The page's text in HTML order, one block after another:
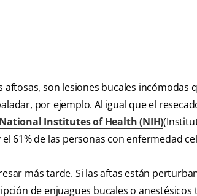
son lesiones bucales incómodas
por ejemplo. Al igual que el
National Institutes of Health (NIH)
61% de las personas con enfermedad
más tarde. Si las aftas están
de enjuagues bucales o anestésicos